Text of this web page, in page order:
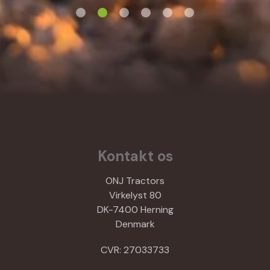
Kontakt os
ONJ Tractors
Virkelyst 80
DK-7400 Herning
Denmark
CVR: 27033733